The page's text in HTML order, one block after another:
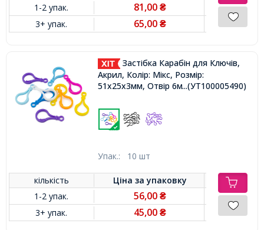
1-2 упак.
81,00₴
3+ упак. 65,00₴
Застібка Карабін для Ключів,
Акрил, Колір: Мікс, Розмір:
51x25x3мм, Отвір 6мм,...(УТ100005490)
Упак.: 10 шт
кількість Ціна заупаковку
1-2 упак.
56,00₴
3+ упак. 45,00₴